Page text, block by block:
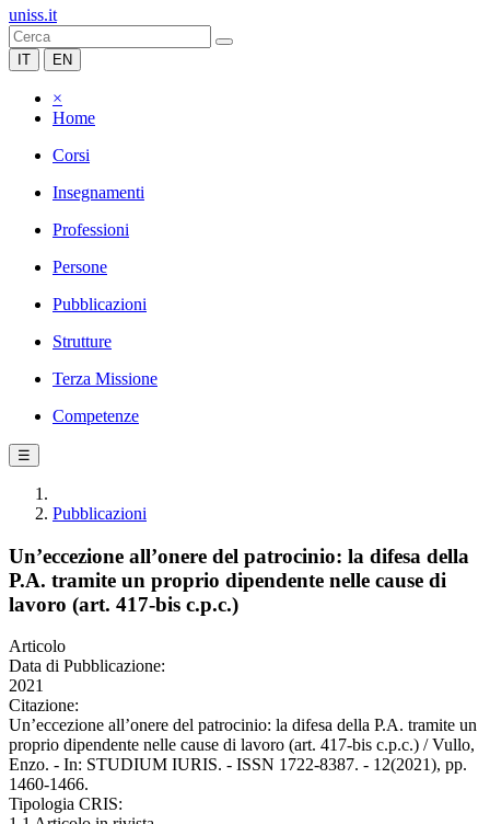
uniss.it
IT EN
×
Home
Corsi
Insegnamenti
Professioni
Persone
Pubblicazioni
Strutture
Terza Missione
Competenze
☰
Pubblicazioni
Un’eccezione all’onere del patrocinio: la difesa della
P.A. tramite un proprio dipendente nelle cause di
lavoro (art. 417-bis c.p.c.)
Articolo
Data di Pubblicazione:
2021
Citazione:
Un’eccezione all’onere del patrocinio: la difesa della P.A. tramite un
proprio dipendente nelle cause di lavoro (art. 417-bis c.p.c.) / Vullo,
Enzo. - In: STUDIUM IURIS. - ISSN 1722-8387. - 12(2021), pp.
1460-1466.
Tipologia CRIS: